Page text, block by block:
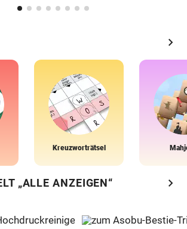
chevron_right
Kreuzworträtsel
„ALLE ANZEIGEN“ chevron_right